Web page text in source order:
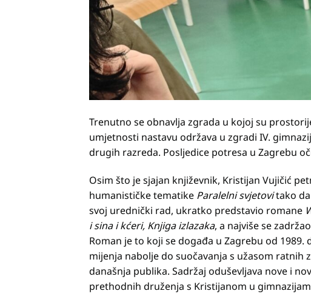
Trenutno se obnavlja zgrada u kojoj su
umjetnosti nastavu održava u zgradi IV.
drugih razreda. Posljedice potresa u Zagrebu
Osim što je sjajan književnik, Kristijan Vujičić
humanističke tematike Paralelni svjetovitako da
svoj urednički rad, ukratko predstavio romane
i sina i kćeri, Knjiga izlazaka, a najviše se
Roman je to koji se događa u Zagrebu od
mijenja nabolje do suočavanja s užasom ratnih
današnja publika. Sadržaj oduševljava nove i
prethodnih druženja s Kristijanom u